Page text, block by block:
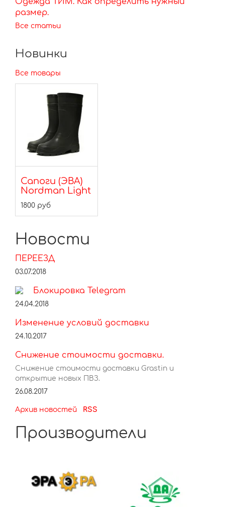
размер.
Все статьи
Новинки
Все товары
Сапоги (ЭВА)
Nordman Light
1800 руб
Новости
ПЕРЕЕЗД
03.07.2018
Блокировка Telegram
24.04.2018
Изменение условий доставки
24.10.2017
Снижение стоимости доставки.
Снижение стоимости доставки Grastin и
открытие новых ПВЗ.
26.08.2017
Архив новостей RSS
Производители